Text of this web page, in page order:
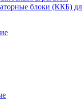
блоки (ККБ)